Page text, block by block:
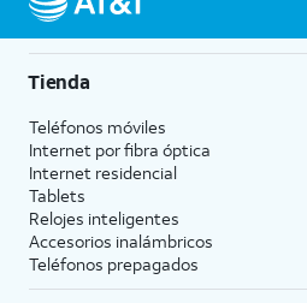
Tienda
Teléfonos móviles
Internet por fibra óptica
Internet residencial
Tablets
Relojes inteligentes
Accesorios inalámbricos
Teléfonos prepagados